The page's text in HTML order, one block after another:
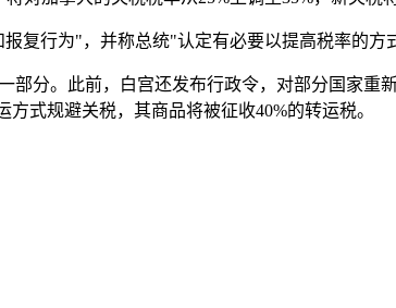
复行为"，并称总统"认定有必要以提高税率的方
部分。此前，白宫还发布行政令，对部分国家
式规避关税，其商品将被征收40%的转运税。